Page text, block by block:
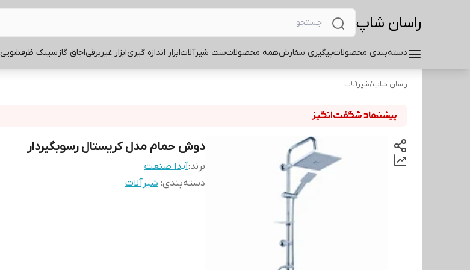
راسان شاپ
دسته‌بندی محصولاتپیگیری سفارشهمه محصولاتست شیرآلاتابزار اندازه گیریابزار غیربرقیاجاق گازسینک ظرفشویی
راسان شاپ/شیرآلات
دوش حمام مدل کریستال رسوبگیردار
برند:آیدا صنعت
دسته‌بندی: شیرآلات